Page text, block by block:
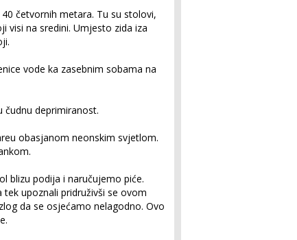
četvornih metara. Tu su stolovi,
visi na sredini. Umjesto zida iza
vode ka zasebnim sobama na
čudnu deprimiranost.
obasjanom neonskim svjetlom.
blizu podija i naručujemo piće.
upoznali pridruživši se ovom
da se osjećamo nelagodno. Ovo